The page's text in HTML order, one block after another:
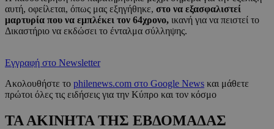
αυτή, οφείλεται, όπως μας εξηγήθηκε, στο να εξασφαλιστεί
μαρτυρία που να εμπλέκει τον 64χρονο, ικανή για να πειστεί το
Δικαστήριο να εκδώσει το ένταλμα σύλληψης.
Εγγραφή στο Newsletter
Ακολουθήστε το philenews.com στο Google News και μάθετε
πρώτοι όλες τις ειδήσεις για την Κύπρο και τον κόσμο
ΤΑ ΑΚΙΝΗΤΑ ΤΗΣ ΕΒΔΟΜΑΔΑΣ